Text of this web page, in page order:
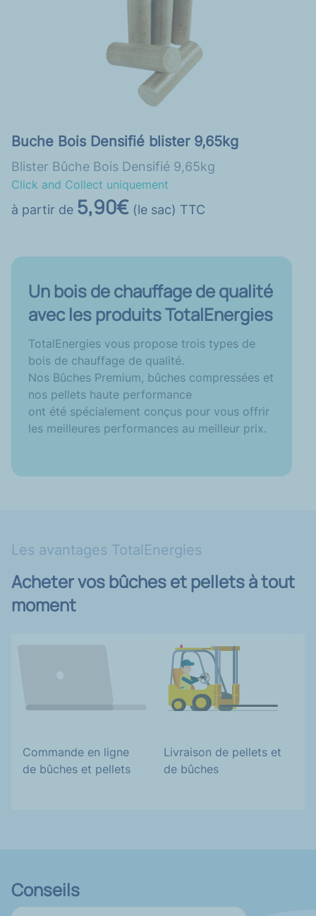
Buche Bois Densifié blister 9,65kg
Blister Bûche Bois Densifié 9,65kg
Click and Collect uniquement
à partir de 5,90€ (le sac) TTC
Un bois de chauffage de qualité
avec les produits TotalEnergies
TotalEnergies vous propose trois types de
bois de chauffage de qualité.
Nos Bûches Premium, bûches compressées et
nos pellets haute performance
ont été spécialement conçus pour vous offrir
les meilleures performances au meilleur prix.
Les avantages TotalEnergies
Acheter vos bûches et pellets à tout
moment
Commande en ligne
de bûches et pellets
Livraison de pellets et
de bûches
Conseils